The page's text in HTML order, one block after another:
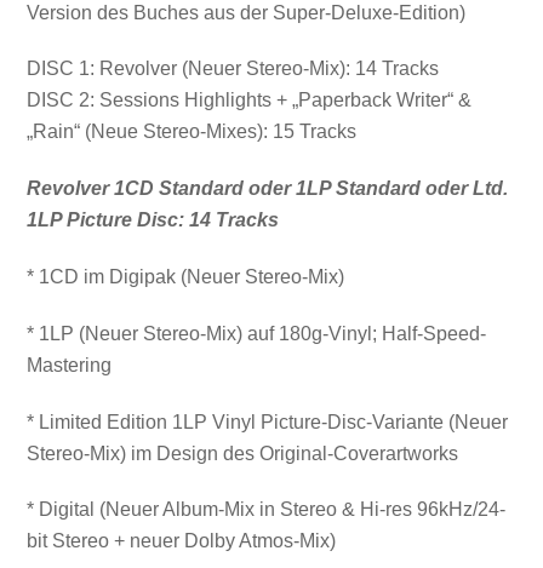
Version des Buches aus der Super-Deluxe-Edition)
DISC 1: Revolver (Neuer Stereo-Mix): 14 Tracks
DISC 2: Sessions Highlights + „Paperback Writer“ &
„Rain“ (Neue Stereo-Mixes): 15 Tracks
Revolver 1CD Standard oder 1LP Standard oder Ltd.
1LP Picture Disc: 14 Tracks
* 1CD im Digipak (Neuer Stereo-Mix)
* 1LP (Neuer Stereo-Mix) auf 180g-Vinyl; Half-Speed-
Mastering
* Limited Edition 1LP Vinyl Picture-Disc-Variante (Neuer
Stereo-Mix) im Design des Original-Coverartworks
* Digital (Neuer Album-Mix in Stereo & Hi-res 96kHz/24-
bit Stereo + neuer Dolby Atmos-Mix)